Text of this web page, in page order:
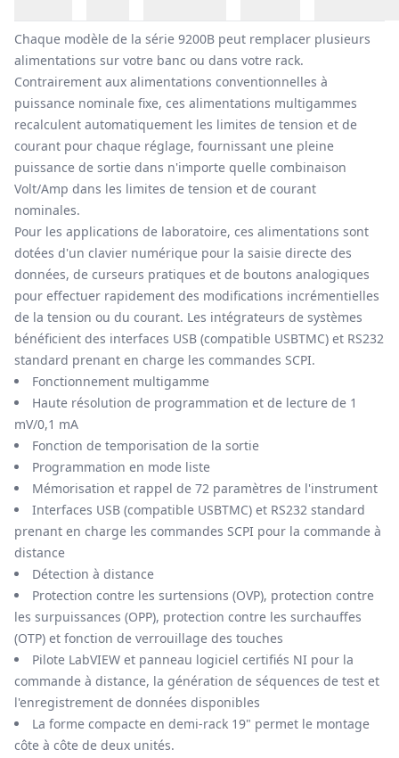
Généralités
Chaque modèle de la série 9200B peut remplacer plusieurs
alimentations sur votre banc ou dans votre rack.
Contrairement aux alimentations conventionnelles à
puissance nominale fixe, ces alimentations multigammes
recalculent automatiquement les limites de tension et de
courant pour chaque réglage, fournissant une pleine
puissance de sortie dans n'importe quelle combinaison
Volt/Amp dans les limites de tension et de courant
nominales.
Pour les applications de laboratoire, ces alimentations sont
dotées d'un clavier numérique pour la saisie directe des
données, de curseurs pratiques et de boutons analogiques
pour effectuer rapidement des modifications incrémentielles
de la tension ou du courant. Les intégrateurs de systèmes
bénéficient des interfaces USB (compatible USBTMC) et RS232
standard prenant en charge les commandes SCPI.
Fonctionnement multigamme
Haute résolution de programmation et de lecture de 1
mV/0,1 mA
Fonction de temporisation de la sortie
Programmation en mode liste
Mémorisation et rappel de 72 paramètres de l'instrument
Interfaces USB (compatible USBTMC) et RS232 standard
prenant en charge les commandes SCPI pour la commande à
distance
Détection à distance
Protection contre les surtensions (OVP), protection contre
les surpuissances (OPP), protection contre les surchauffes
(OTP) et fonction de verrouillage des touches
Pilote LabVIEW et panneau logiciel certifiés NI pour la
commande à distance, la génération de séquences de test et
l'enregistrement de données disponibles
La forme compacte en demi-rack 19" permet le montage
côte à côte de deux unités.